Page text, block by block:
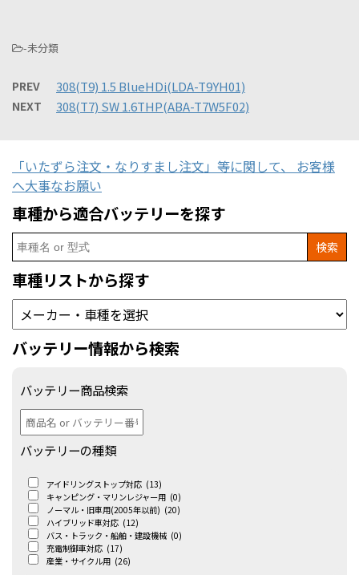
-未分類
PREV 308(T9) 1.5 BlueHDi(LDA-T9YH01)
NEXT 308(T7) SW 1.6THP(ABA-T7W5F02)
「いたずら注文・なりすまし注文」等に関して、 お客様
へ大事なお願い
車種から適合バッテリーを探す
Search
for:
車種リストから探す
バッテリー情報から検索
バッテリー商品検索
バッテリーの種類
アイドリングストップ対応 (13)
キャンピング・マリンレジャー用 (0)
ノーマル・旧車用(2005年以前) (20)
ハイブリッド車対応 (12)
バス・トラック・船舶・建設機械 (0)
充電制御車対応 (17)
産業・サイクル用 (26)